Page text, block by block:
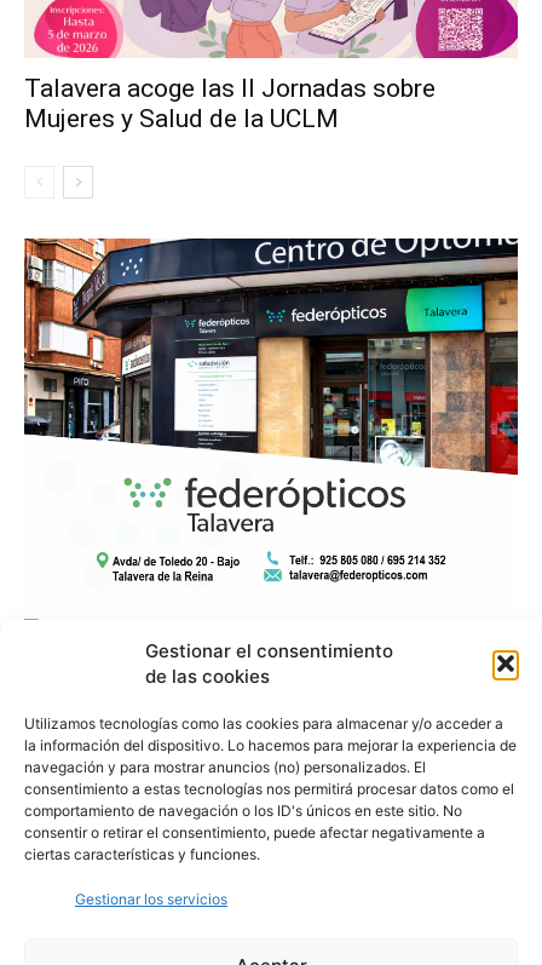
Gestionar el consentimiento
de las cookies
Utilizamos tecnologías como las cookies para almacenar y/o acceder a
la información del dispositivo. Lo hacemos para mejorar la experiencia de
navegación y para mostrar anuncios (no) personalizados. El
consentimiento a estas tecnologías nos permitirá procesar datos como el
comportamiento de navegación o los ID's únicos en este sitio. No
consentir o retirar el consentimiento, puede afectar negativamente a
ciertas características y funciones.
Gestionar los servicios
Talavera acoge las II Jornadas sobre
Mujeres y Salud de la UCLM